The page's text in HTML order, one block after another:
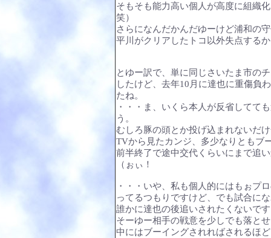
そもそも能力高い個人が高度に組織
笑）
さらになんだかんだゆーけど浦和の
平川がクリアしたトコ以外失点する
とゆー訳で、単に同じさいたま市の
したけど、去年10月に達也に重傷負
たね。
・・・ま、いくら本人が反省してて
う。
むしろ豚の頭とか投げ込まれないだ
TVから見たカンジ、多少なりともブ
前半終了で途中交代くらいにまで追
（ぉぃ！
・・・いや、私も個人的にはもぉプ
ってるつもりですけど、でも試合に
誰かに達也の後追いされたくないで
そーゆー相手の戦意を少しでも落と
中にはブーイングされればされるほ